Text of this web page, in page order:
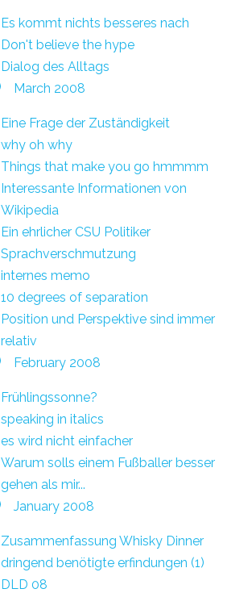
Es kommt nichts besseres nach
Don't believe the hype
Dialog des Alltags
March 2008
Eine Frage der Zuständigkeit
why oh why
Things that make you go hmmmm
Interessante Informationen von
Wikipedia
Ein ehrlicher CSU Politiker
Sprachverschmutzung
internes memo
10 degrees of separation
Position und Perspektive sind immer
relativ
February 2008
Frühlingssonne?
speaking in italics
es wird nicht einfacher
Warum solls einem Fußballer besser
gehen als mir...
January 2008
Zusammenfassung Whisky Dinner
dringend benötigte erfindungen (1)
DLD 08